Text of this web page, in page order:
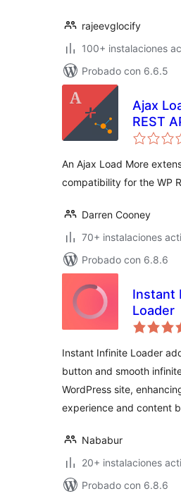
rajeevglocify
100+ instalaciones
Probado con 6.6.5
Ajax
REST
An Ajax Load More
compatibility for the WP
Darren Cooney
70+ instalaciones
Probado con 6.8.6
Instant
Loader
Instant Infinite Loader
button and smooth
WordPress site,
experience and content
Nababur
20+ instalaciones
Probado con 6.8.6